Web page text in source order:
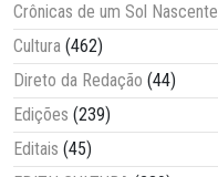
Crônicas de um Sol Nascente
Cultura (462)
Direto da Redação (44)
Edições (239)
Editais (45)